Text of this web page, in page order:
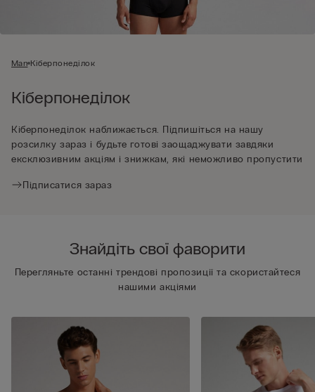
Man Кіберпонеділок
Кіберпонеділок
Кіберпонеділок наближається. Підпишіться на нашу
розсилку зараз і будьте готові заощаджувати завдяки
ексклюзивним акціям і знижкам, які неможливо пропустити
Підписатися зараз
Знайдіть свої фаворити
Перегляньте останні трендові пропозиції та скористайтеся
нашими акціями